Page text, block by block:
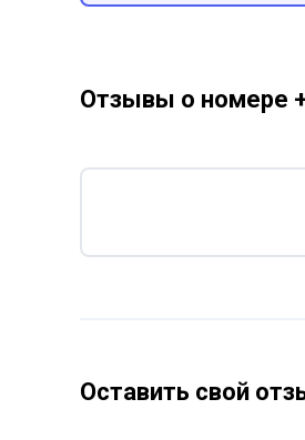
Отзывы о номере
Оставить свой